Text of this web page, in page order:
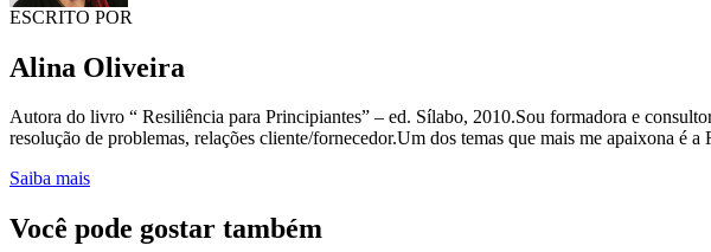
ESCRITO POR
Alina Oliveira
Autora do livro “ Resiliência para Principiantes” – ed. Sílabo, 2010.Sou formadora e
resolução de problemas, relações cliente/fornecedor.Um dos temas que mais me apaixona é
Saiba mais
Você pode gostar também